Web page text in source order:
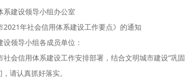
系建设领导小组办公室
2021年社会信用体系建设工作要点》的通知
领导小组各成员单位：
社会信用体系建设工作安排部署，结合文明城市建设“
请认真抓好落实。